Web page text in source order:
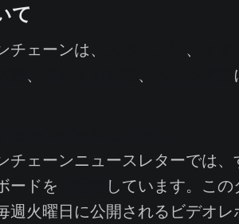
て
ェーンは、 、
、 、
チェーンニュースレターでは
ードを
しています。こ
週火曜日に公開されるビデオ